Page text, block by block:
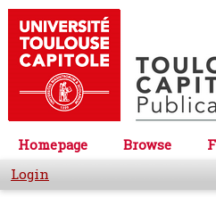
Homepage Browse
Login